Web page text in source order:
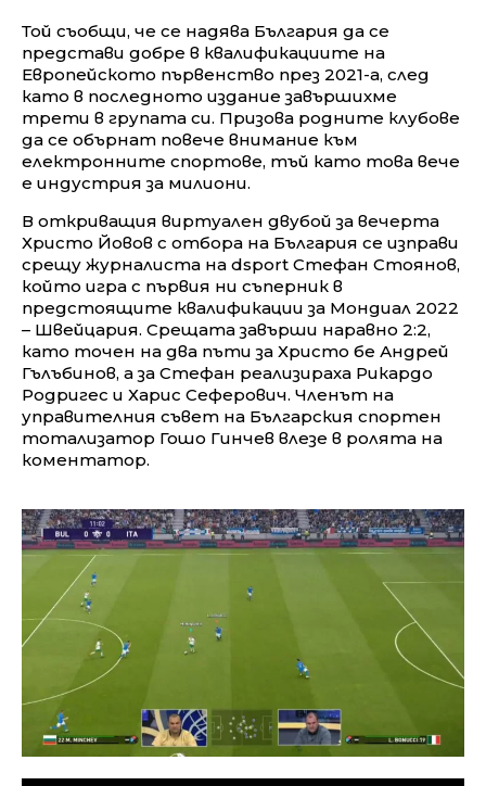
Той съобщи, че се надява България да се
представи добре в квалификациите на
Европейското първенство през 2021-а, след
като в последното издание завършихме
трети в групата си. Призова родните клубове
да се обърнат повече внимание към
електронните спортове, тъй като това вече
е индустрия за милиони.
В откриващия виртуален двубой за вечерта
Христо Йовов с отбора на България се изправи
срещу журналиста на dsport Стефан Стоянов,
който игра с първия ни съперник в
предстоящите квалификации за Мондиал 2022
– Швейцария. Срещата завърши наравно 2:2,
като точен на два пъти за Христо бе Андрей
Гълъбинов, а за Стефан реализираха Рикардо
Родригес и Харис Сеферович. Членът на
управителния съвет на Българския спортен
тотализатор Гошо Гинчев влезе в ролята на
коментатор.